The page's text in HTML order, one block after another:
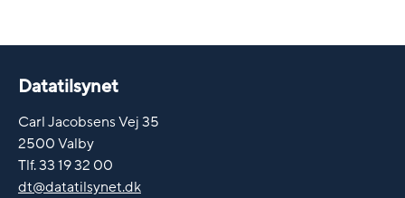
Datatilsynet
Carl Jacobsens Vej 35
2500 Valby
Tlf. 33 19 32 00
dt@datatilsynet.dk